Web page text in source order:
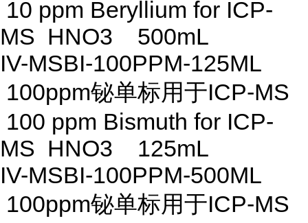
10 ppm Beryllium for ICP-
MS HNO3 500mL
IV-MSBI-100PPM-125ML
100ppm铋单标用于ICP-MS
100 ppm Bismuth for ICP-
MS HNO3 125mL
IV-MSBI-100PPM-500ML
100ppm铋单标用于ICP-MS